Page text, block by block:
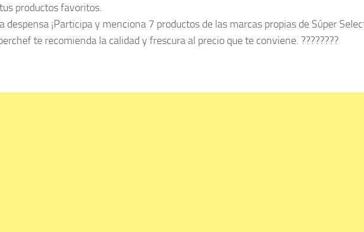
productos favoritos.
¡Participa y menciona 7 productos de las marcas propias de Súper
te recomienda la calidad y frescura al precio que te conviene. ????????